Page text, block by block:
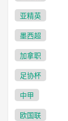
亚精英
墨西超
加拿职
足协杯
中甲
欧国联